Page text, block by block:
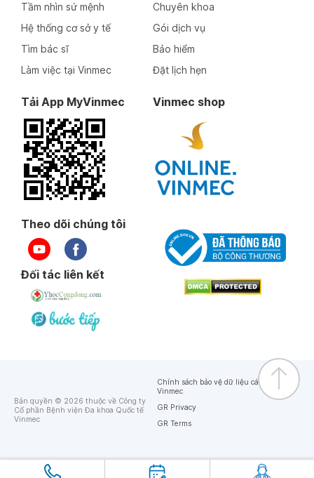
Tầm nhìn sứ mệnh
Hệ thống cơ sở y tế
Tìm bác sĩ
Làm việc tại Vinmec
Chuyên khoa
Gói dịch vụ
Bảo hiểm
Đặt lịch hẹn
Tải App MyVinmec Vinmec shop
Theo dõi chúng tôi
Đối tác liên kết
Bản quyền © 2026 thuộc về Công ty
Cổ phần Bệnh viện Đa khoa Quốc tế
Vinmec
Chính sách bảo vệ dữ liệu cá nhân của
Vinmec
GR Privacy
GR Terms